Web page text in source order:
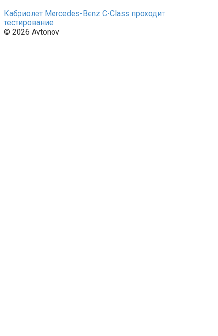
Кабриолет Mercedes-Benz C-Class проходит
тестирование
© 2026 Avtonov